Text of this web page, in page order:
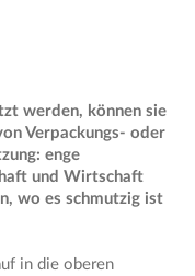
werden, können sie
Verpackungs- oder
enge
und Wirtschaft
wo es schmutzig ist
in die oberen